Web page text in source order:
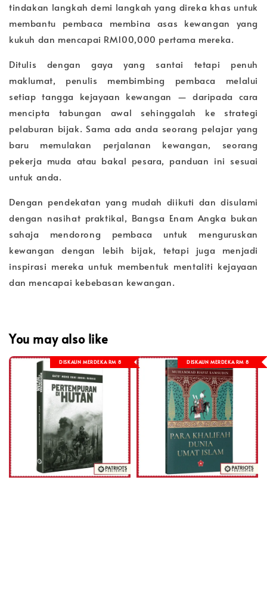
tindakan langkah demi langkah yang direka khas untuk
membantu pembaca membina asas kewangan yang
kukuh dan mencapai RM100,000 pertama mereka.
Ditulis dengan gaya yang santai tetapi penuh
maklumat, penulis membimbing pembaca melalui
setiap tangga kejayaan kewangan — daripada cara
mencipta tabungan awal sehinggalah ke strategi
pelaburan bijak. Sama ada anda seorang pelajar yang
baru memulakan perjalanan kewangan, seorang
pekerja muda atau bakal pesara, panduan ini sesuai
untuk anda.
Dengan pendekatan yang mudah diikuti dan disulami
dengan nasihat praktikal, Bangsa Enam Angka bukan
sahaja mendorong pembaca untuk menguruskan
kewangan dengan lebih bijak, tetapi juga menjadi
inspirasi mereka untuk membentuk mentaliti kejayaan
dan mencapai kebebasan kewangan.
You may also like
DISKAUN MERDEKA RM 8 DISKAUN MERDEKA RM 8